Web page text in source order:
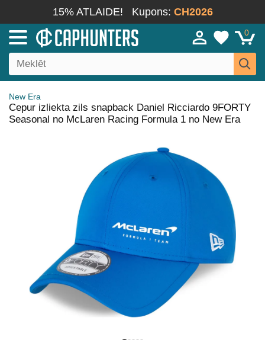
15% ATLAIDE! Kupons: CH2026
0
New Era
Cepur izliekta zils snapback Daniel Ricciardo 9FORTY
Seasonal no McLaren Racing Formula 1 no New Era